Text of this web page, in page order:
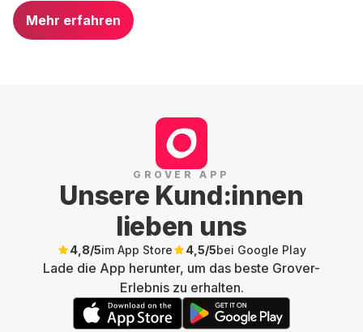
Mehr erfahren
GROVER APP
Unsere Kund:innen
lieben uns
4,8/5im App Store 4,5/5bei Google Play
Lade die App herunter, um das beste Grover-
Erlebnis zu erhalten.